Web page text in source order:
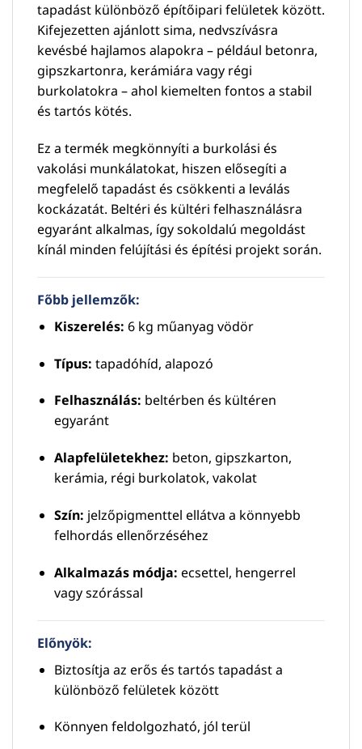
tapadást különböző építőipari felületek között.
Kifejezetten ajánlott sima, nedvszívásra
kevésbé hajlamos alapokra – például betonra,
gipszkartonra, kerámiára vagy régi
burkolatokra – ahol kiemelten fontos a stabil
és tartós kötés.
Ez a termék megkönnyíti a burkolási és
vakolási munkálatokat, hiszen elősegíti a
megfelelő tapadást és csökkenti a leválás
kockázatát. Beltéri és kültéri felhasználásra
egyaránt alkalmas, így sokoldalú megoldást
kínál minden felújítási és építési projekt során.
Főbb jellemzők:
Kiszerelés: 6 kg műanyag vödör
Típus: tapadóhíd, alapozó
Felhasználás: beltérben és kültéren
egyaránt
Alapfelületekhez: beton, gipszkarton,
kerámia, régi burkolatok, vakolat
Szín: jelzőpigmenttel ellátva a könnyebb
felhordás ellenőrzéséhez
Alkalmazás módja: ecsettel, hengerrel
vagy szórással
Előnyök:
Biztosítja az erős és tartós tapadást a
különböző felületek között
Könnyen feldolgozható, jól terül